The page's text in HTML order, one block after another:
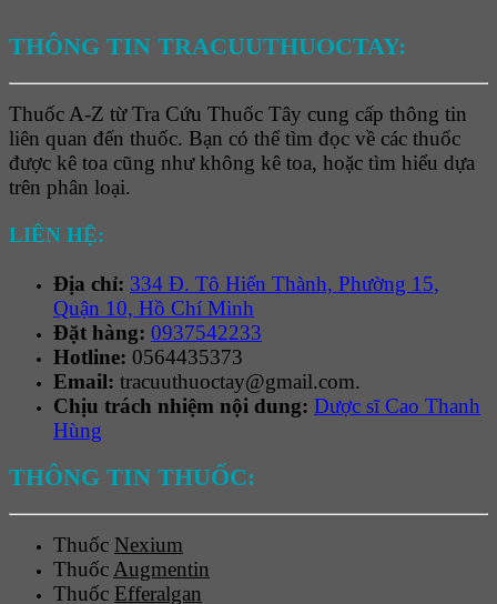
THÔNG TIN TRACUUTHUOCTAY:
Thuốc A-Z từ Tra Cứu Thuốc Tây cung cấp thông tin
liên quan đến thuốc. Bạn có thể tìm đọc về các thuốc
được kê toa cũng như không kê toa, hoặc tìm hiểu dựa
trên phân loại.
LIÊN HỆ:
Địa chỉ: 334 Đ. Tô Hiến Thành, Phường 15,
Quận 10, Hồ Chí Minh
Đặt hàng: 0937542233
Hotline: 0564435373
Email: tracuuthuoctay@gmail.com.
Chịu trách nhiệm nội dung: Dược sĩ Cao Thanh
Hùng
THÔNG TIN THUỐC:
Thuốc Nexium
Thuốc Augmentin
Thuốc Efferalgan